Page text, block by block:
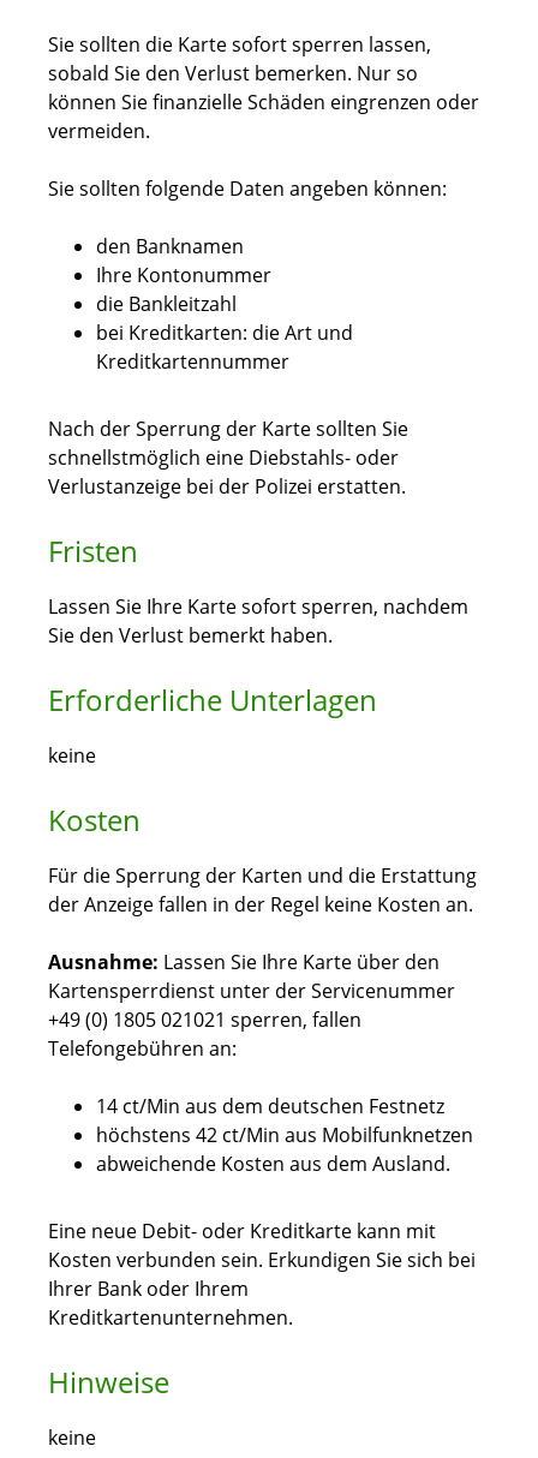
Sie sollten die Karte sofort sperren lassen,
sobald Sie den Verlust bemerken. Nur so
können Sie finanzielle Schäden eingrenzen oder
vermeiden.
Sie sollten folgende Daten angeben können:
den Banknamen
Ihre Kontonummer
die Bankleitzahl
bei Kreditkarten: die Art und
Kreditkartennummer
Nach der Sperrung der Karte sollten Sie
schnellstmöglich eine Diebstahls- oder
Verlustanzeige bei der Polizei erstatten.
Fristen
Lassen Sie Ihre Karte sofort sperren, nachdem
Sie den Verlust bemerkt haben.
Erforderliche Unterlagen
keine
Kosten
Für die Sperrung der Karten und die Erstattung
der Anzeige fallen in der Regel keine Kosten an.
Ausnahme: Lassen Sie Ihre Karte über den
Kartensperrdienst unter der Servicenummer
+49 (0) 1805 021021 sperren, fallen
Telefongebühren an:
14 ct/Min aus dem deutschen Festnetz
höchstens 42 ct/Min aus Mobilfunknetzen
abweichende Kosten aus dem Ausland.
Eine neue Debit- oder Kreditkarte kann mit
Kosten verbunden sein. Erkundigen Sie sich bei
Ihrer Bank oder Ihrem
Kreditkartenunternehmen.
Hinweise
keine